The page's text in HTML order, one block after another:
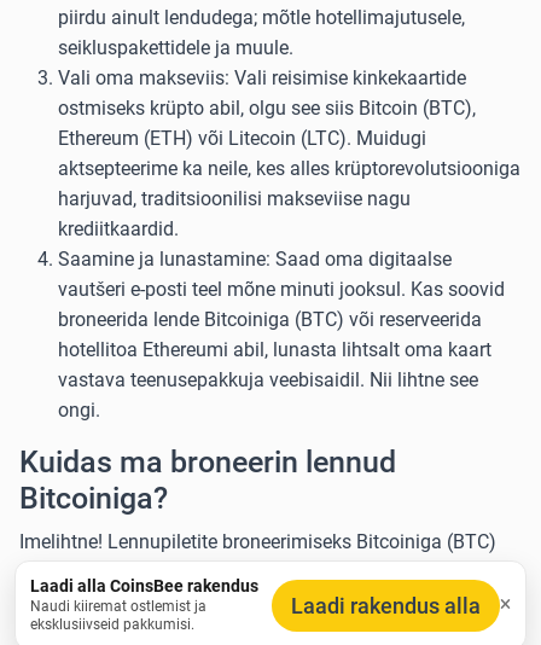
piirdu ainult lendudega; mõtle hotellimajutusele,
seikluspakettidele ja muule.
Vali oma makseviis: Vali reisimise kinkekaartide
ostmiseks krüpto abil, olgu see siis Bitcoin (BTC),
Ethereum (ETH) või Litecoin (LTC). Muidugi
aktsepteerime ka neile, kes alles krüptorevolutsiooniga
harjuvad, traditsioonilisi makseviise nagu
krediitkaardid.
Saamine ja lunastamine: Saad oma digitaalse
vautšeri e-posti teel mõne minuti jooksul. Kas soovid
broneerida lende Bitcoiniga (BTC) või reserveerida
hotellitoa Ethereumi abil, lunasta lihtsalt oma kaart
vastava teenusepakkuja veebisaidil. Nii lihtne see
ongi.
Kuidas ma broneerin lennud
Bitcoiniga?
Imelihtne! Lennupiletite broneerimiseks Bitcoiniga (BTC)
ametlikul veebisaidil ja oledki valmis. See on nagu
lennupiletite ostmine tavapärasel viisil, kuid lisatud
Laadi alla CoinsBee rakendus
Naudi kiiremat ostlemist ja
eksklusiivseid pakkumisi.
Laadi rakendus alla